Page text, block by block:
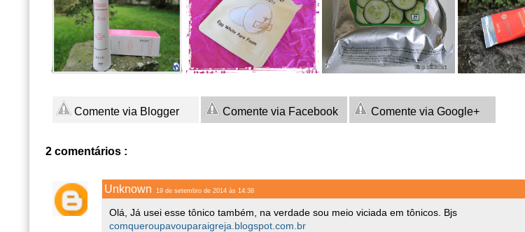
Comente via Blogger Comente via Facebook Comente via Google+
2 comentários :
Unknown 19 de setembro de 2014 às 14:38
Olá, Já usei esse tônico também, na verdade sou meio viciada em tônicos. Bjs
comqueroupavouparaigreja.blogspot.com.br